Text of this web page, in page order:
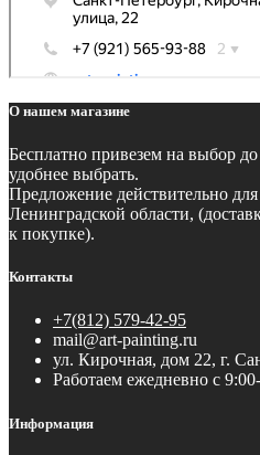
О нашем магазине
Бесплатно привезем на выбор
удобнее выбрать.
Предложение действительно
Ленинградской области,
к покупке).
Контакты
+7(812) 579-42-95
mail@art-painting.ru
ул. Кирочная, дом 22, г.
Работаем ежедневно с
Информация